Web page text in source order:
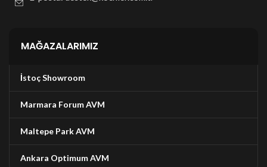
MAĞAZALARIMIZ
İstoç Showroom
Marmara Forum AVM
Maltepe Park AVM
Ankara Optimum AVM